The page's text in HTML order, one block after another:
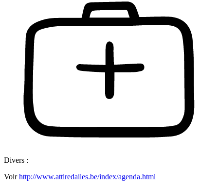
Divers :
Voirhttp://www.attiredailes.be/index/agenda.html